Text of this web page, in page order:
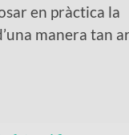
en pràctica la
manera tan